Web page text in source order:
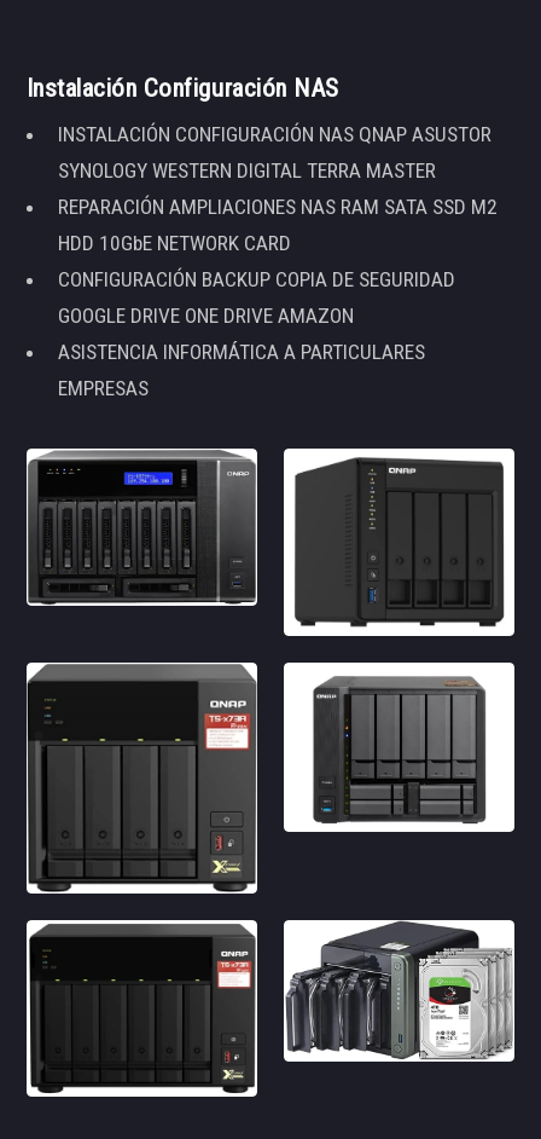
Instalación Configuración NAS
INSTALACIÓN CONFIGURACIÓN NAS QNAP ASUSTOR
SYNOLOGY WESTERN DIGITAL TERRA MASTER
REPARACIÓN AMPLIACIONES NAS RAM SATA SSD M2
HDD 10GbE NETWORK CARD
CONFIGURACIÓN BACKUP COPIA DE SEGURIDAD
GOOGLE DRIVE ONE DRIVE AMAZON
ASISTENCIA INFORMÁTICA A PARTICULARES
EMPRESAS